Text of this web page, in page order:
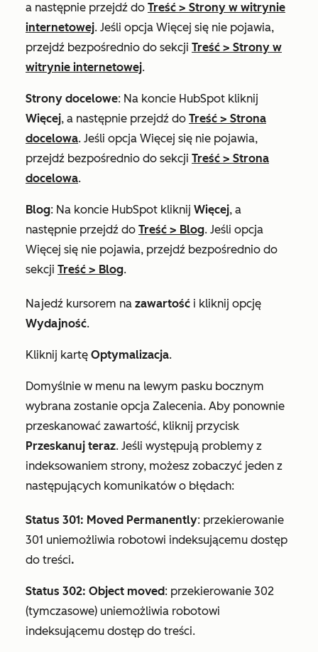
a następnie przejdź do Treść > Strony w witrynie
internetowej. Jeśli opcja Więcej się nie pojawia,
przejdź bezpośrednio do sekcji Treść > Strony w
witrynie internetowej.
Strony docelowe: Na koncie HubSpot kliknij
Więcej, a następnie przejdź do Treść > Strona
docelowa. Jeśli opcja Więcej się nie pojawia,
przejdź bezpośrednio do sekcji Treść > Strona
docelowa.
Blog: Na koncie HubSpot kliknij Więcej, a
następnie przejdź do Treść > Blog. Jeśli opcja
Więcej się nie pojawia, przejdź bezpośrednio do
sekcji Treść > Blog.
Najedź kursorem na zawartość i kliknij opcję
Wydajność.
Kliknij kartę Optymalizacja.
Domyślnie w menu na lewym pasku bocznym
wybrana zostanie opcja Zalecenia. Aby ponownie
przeskanować zawartość, kliknij przycisk
Przeskanuj teraz. Jeśli występują problemy z
indeksowaniem strony, możesz zobaczyć jeden z
następujących komunikatów o błędach:
Status 301: Moved Permanently: przekierowanie
301 uniemożliwia robotowi indeksującemu dostęp
do treści.
Status 302: Object moved: przekierowanie 302
(tymczasowe) uniemożliwia robotowi
indeksującemu dostęp do treści.